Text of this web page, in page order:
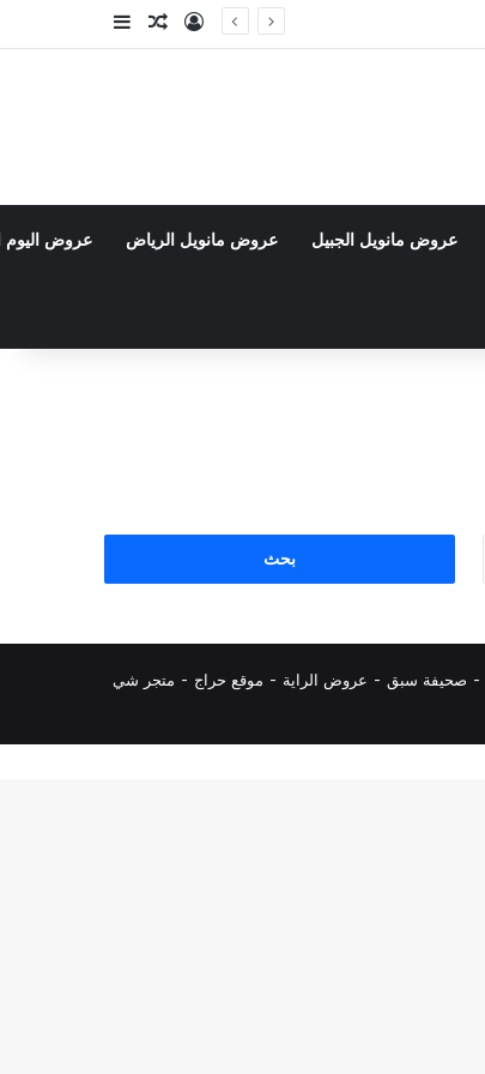
تسجيل الدخول
مقال عشوائي
إضافة عمود
عروض مانويل الجبيل عروض مانويل الرياض عروض اليوم
- صحيفة سبق - عروض الراية - موقع حراج - متجر شي